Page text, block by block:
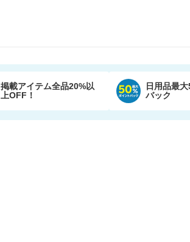
掲載アイテム全品20%以
上OFF！
日用品最
バック